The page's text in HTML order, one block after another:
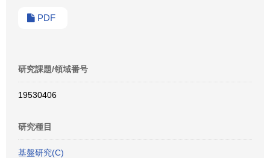
PDF
研究課題/領域番号
19530406
研究種目
基盤研究(C)